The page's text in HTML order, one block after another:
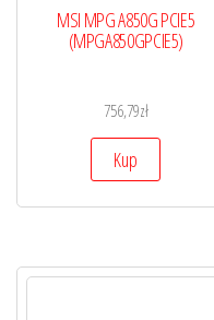
MSI MPG A850G PCIE5
(MPGA850GPCIE5)
756,79zł
Kup